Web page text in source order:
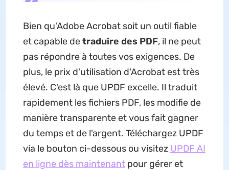
Bien qu'Adobe Acrobat soit un outil fiable
et capable detraduire des PDF, il ne peut
pas répondre à toutes vos exigences. De
plus, le prix d'utilisation d'Acrobat est très
élevé. C'est là que UPDF excelle. Il traduit
rapidement les fichiers PDF, les modifie de
manière transparente et vous fait gagner
du temps et de l'argent. Téléchargez UPDF
via le bouton ci-dessous ou visitez UPDF AI
en ligne dès maintenantpour gérer et